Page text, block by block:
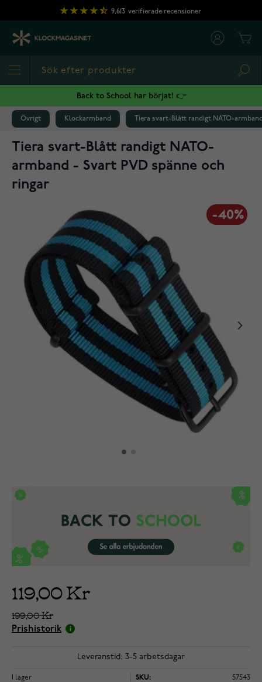
Hoppa till innehållet
9,613 verifierade recensioner
Back to School har börjat! 👉
Övrigt Klockarmband Tiera svart-Blått randigt NATO-
Tiera svart-Blått randigt NATO-
armband - Svart PVD spänne och
ringar
-40%
119,00 Kr
199,00 Kr
Prishistorik
Leveranstid: 3-5 arbetsdagar
I lager SKU: 57543